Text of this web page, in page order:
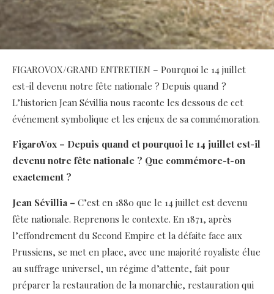
FIGAROVOX/GRAND ENTRETIEN – Pourquoi le 14 juillet
est-il devenu notre fête nationale ? Depuis quand ?
L’historien Jean Sévillia nous raconte les dessous de cet
événement symbolique et les enjeux de sa commémoration.
FigaroVox – Depuis quand et pourquoi le 14 juillet est-il
devenu notre fête nationale ? Que commémore-t-on
exactement ?
Jean Sévillia – C’est en 1880 que le 14 juillet est devenu
fête nationale. Reprenons le contexte. En 1871, après
l’effondrement du Second Empire et la défaite face aux
Prussiens, se met en place, avec une majorité royaliste élue
au suffrage universel, un régime d’attente, fait pour
préparer la restauration de la monarchie, restauration qui